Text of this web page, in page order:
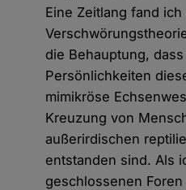
Eine Zeitlang fand
die Behauptung,
Persönlichkeiten
mimikröse
Kreuzung von
außerirdischen
entstanden sind. Als
geschlossenen Foren